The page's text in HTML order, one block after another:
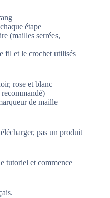
étape
(mailles serrées,
fil et le crochet utilisés
rose et blanc
de maille
pas un produit
tutoriel et commence